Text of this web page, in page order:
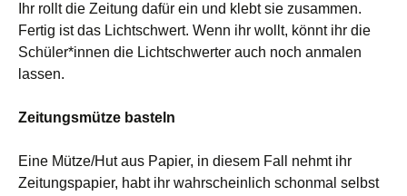
Ihr rollt die Zeitung dafür ein und klebt sie zusammen.
Fertig ist das Lichtschwert. Wenn ihr wollt, könnt ihr die
Schüler*innen die Lichtschwerter auch noch anmalen
lassen.
Zeitungsmütze basteln
Eine Mütze/Hut aus Papier, in diesem Fall nehmt ihr
Zeitungspapier, habt ihr wahrscheinlich schonmal selbst